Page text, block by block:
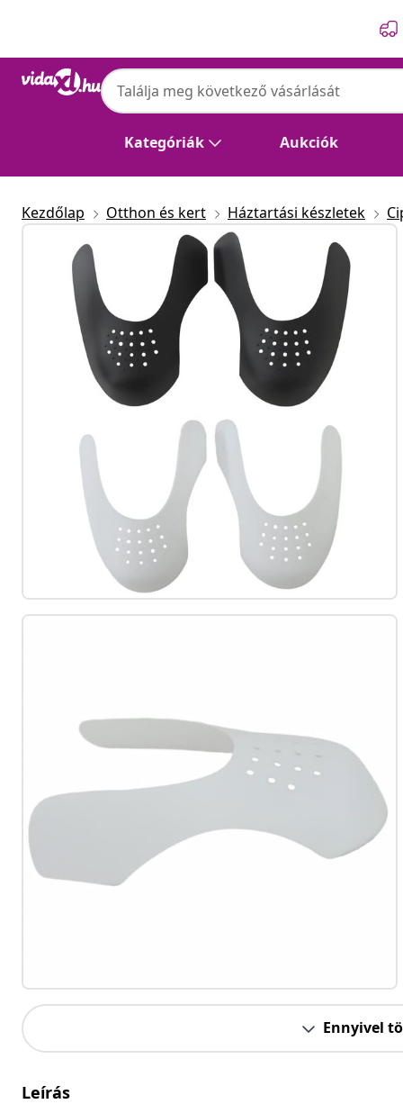
Kategóriák Aukciók
Kezdőlap Otthon és kert Háztartási készletek
Ennyivel
Leírás